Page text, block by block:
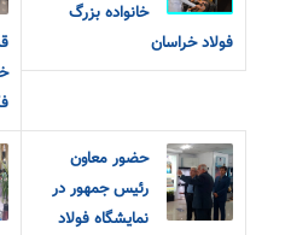
خانواده بزرگ
فولاد خراسان
حضور معاون
رئیس جمهور در
نمایشگاه فولاد